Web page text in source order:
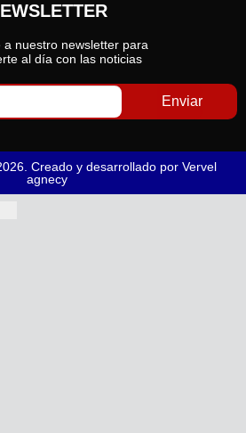
a nuestro newsletter para
al día con las noticias
Enviar
Creado y desarrollado por Vervel
agnecy